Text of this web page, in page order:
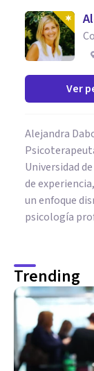
Ver
Alejandra
Universidad
de
un enfoque
psicología
Trending